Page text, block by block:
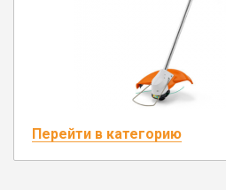
Перейти в категорию